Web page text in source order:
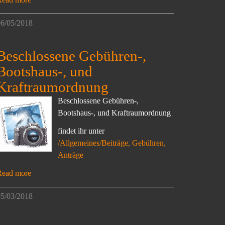
05/2018
Gebühren-,
, und
Beschlossene Gebühren-,
Bootshaus-, und Kraftraumordnung
findet ihr unter
/Allgemeines/Beiträge, Gebühren,
Anträge
more
03/2018